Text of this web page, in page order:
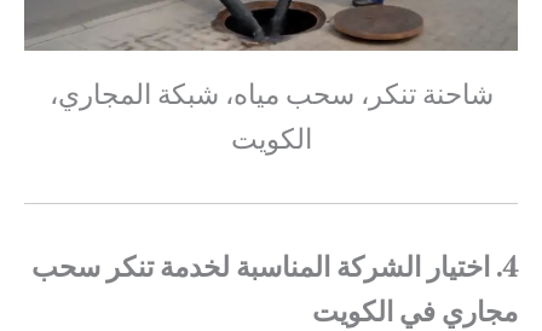
شاحنة تنكر، سحب مياه، شبكة المجاري،
الكويت
4. اختيار الشركة المناسبة لخدمة تنكر سحب
مجاري في الكويت